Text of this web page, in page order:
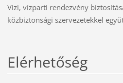
Vizi, vízparti rendezvény
közbiztonsági szervezetekkel
Elérhetőség